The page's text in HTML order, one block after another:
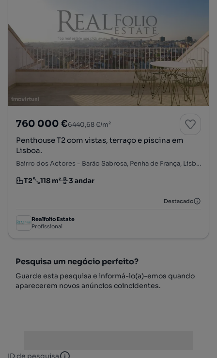
760 000 €6440,68 €/m²
Penthouse T2 com vistas, terraço e piscina em
Lisboa.
Bairro dos Actores - Barão Sabrosa, Penha de França, Lisboa, Lisboa
Tipologia
T2
Preço por metro quadrado
118 m²
Andar 3 andar
Destacado
Realfolio Estate
Profissional
Pesquisa um negócio perfeito?
Guarde esta pesquisa e informá-lo(a)-emos quando
aparecerem novos anúncios coincidentes.
ID de pesquisa ID de pesquisa